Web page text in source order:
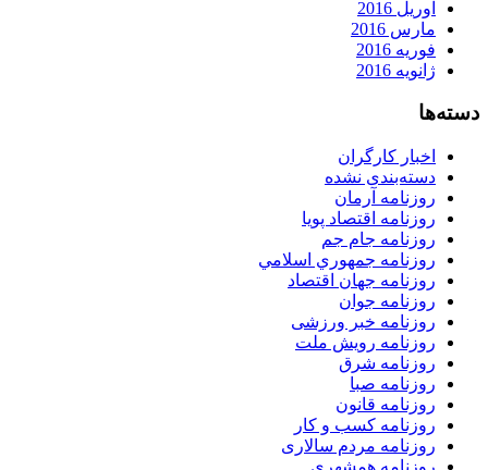
آوریل 2016
مارس 2016
فوریه 2016
ژانویه 2016
دسته‌ها
اخبار کارگران
دسته‌بندی نشده
روزنامه آرمان
روزنامه اقتصاد پویا
روزنامه جام جم
روزنامه جمهوري اسلامي
روزنامه جهان اقتصاد
روزنامه جوان
روزنامه خبر ورزشى
روزنامه رویش ملت
روزنامه شرق
روزنامه صبا
روزنامه قانون
روزنامه كسب و كار
روزنامه مردم سالاری
روزنامه همشهری